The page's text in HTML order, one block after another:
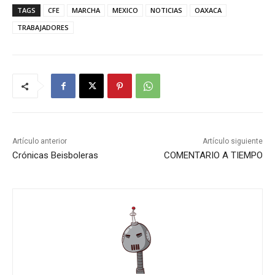
TAGS CFE MARCHA MEXICO NOTICIAS
OAXACA
TRABAJADORES
Artículo anterior
Crónicas Beisboleras
Artículo siguiente
COMENTARIO A TIEMPO